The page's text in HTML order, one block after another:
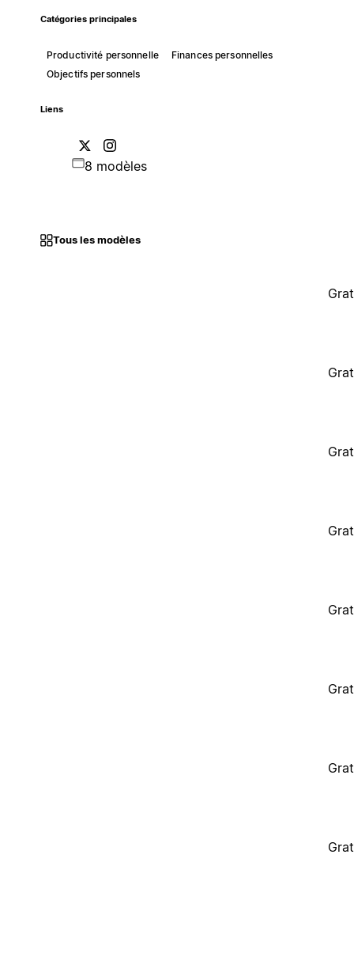
Catégories principales
Productivité personnelle
Finances personnelles
Objectifs personnels
Liens
8 modèles
Tous les modèles